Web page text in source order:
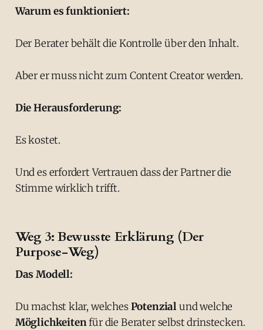
Warum es funktioniert:
Der Berater behält die Kontrolle über den Inhalt.
Aber er muss nicht zum Content Creator werden.
Die Herausforderung:
Es kostet.
Und es erfordert Vertrauen dass der Partner die
Stimme wirklich trifft.
Weg 3: Bewusste Erklärung (Der
Purpose-Weg)
Das Modell:
Du machst klar, welchesPotenzialund welche
Möglichkeitenfür die Berater selbst drinstecken.